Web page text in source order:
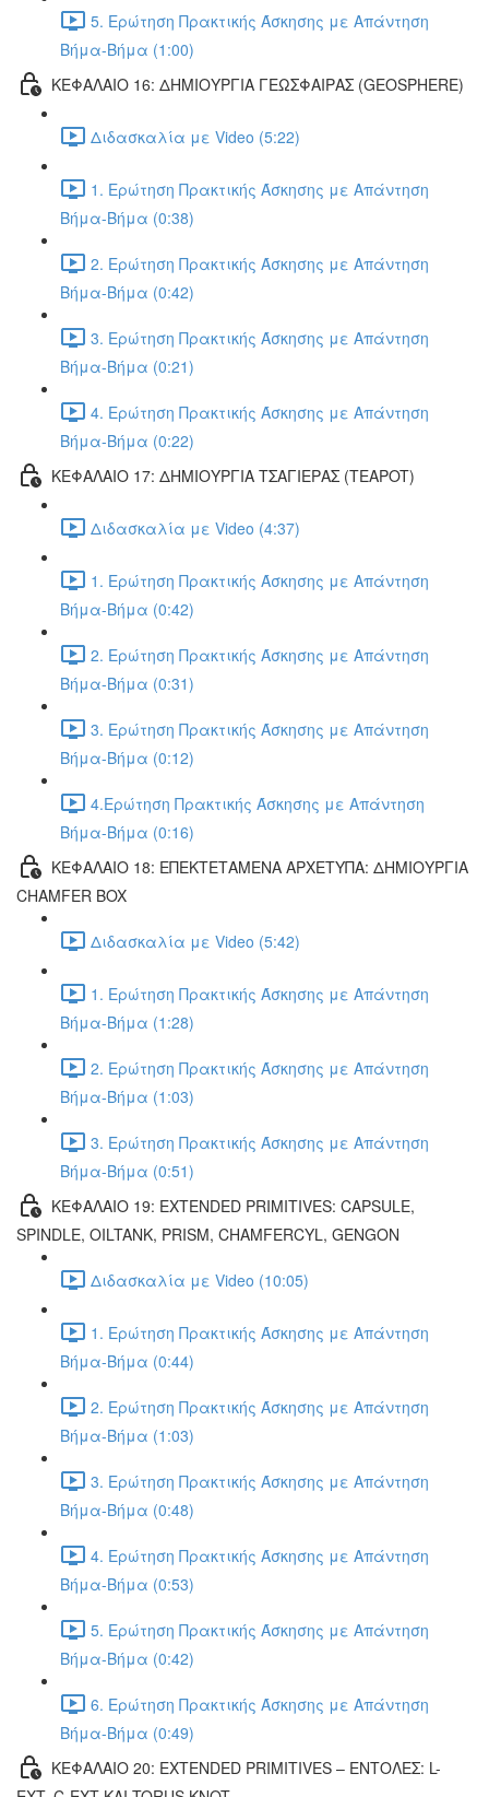
5. Ερώτηση Πρακτικής Άσκησης με Απάντηση
Βήμα-Βήμα (1:00)
ΚΕΦΑΛΑΙΟ 16: ΔΗΜΙΟΥΡΓΙΑ ΓΕΩΣΦΑΙΡΑΣ (GEOSPHERE)
Διδασκαλία με Video (5:22)
1. Ερώτηση Πρακτικής Άσκησης με Απάντηση
Βήμα-Βήμα (0:38)
2. Ερώτηση Πρακτικής Άσκησης με Απάντηση
Βήμα-Βήμα (0:42)
3. Ερώτηση Πρακτικής Άσκησης με Απάντηση
Βήμα-Βήμα (0:21)
4. Ερώτηση Πρακτικής Άσκησης με Απάντηση
Βήμα-Βήμα (0:22)
ΚΕΦΑΛΑΙΟ 17: ΔΗΜΙΟΥΡΓΙΑ ΤΣΑΓΙΕΡΑΣ (TEAPOT)
Διδασκαλία με Video (4:37)
1. Ερώτηση Πρακτικής Άσκησης με Απάντηση
Βήμα-Βήμα (0:42)
2. Ερώτηση Πρακτικής Άσκησης με Απάντηση
Βήμα-Βήμα (0:31)
3. Ερώτηση Πρακτικής Άσκησης με Απάντηση
Βήμα-Βήμα (0:12)
4.Ερώτηση Πρακτικής Άσκησης με Απάντηση
Βήμα-Βήμα (0:16)
ΚΕΦΑΛΑΙΟ 18: ΕΠΕΚΤΕΤΑΜΕΝΑ ΑΡΧΕΤΥΠΑ: ΔΗΜΙΟΥΡΓΙΑ
CHAMFER BOX
Διδασκαλία με Video (5:42)
1. Ερώτηση Πρακτικής Άσκησης με Απάντηση
Βήμα-Βήμα (1:28)
2. Ερώτηση Πρακτικής Άσκησης με Απάντηση
Βήμα-Βήμα (1:03)
3. Ερώτηση Πρακτικής Άσκησης με Απάντηση
Βήμα-Βήμα (0:51)
ΚΕΦΑΛΑΙΟ 19: EXTENDED PRIMITIVES: CAPSULE,
SPINDLE, OILTANK, PRISM, CHAMFERCYL, GENGON
Διδασκαλία με Video (10:05)
1. Ερώτηση Πρακτικής Άσκησης με Απάντηση
Βήμα-Βήμα (0:44)
2. Ερώτηση Πρακτικής Άσκησης με Απάντηση
Βήμα-Βήμα (1:03)
3. Ερώτηση Πρακτικής Άσκησης με Απάντηση
Βήμα-Βήμα (0:48)
4. Ερώτηση Πρακτικής Άσκησης με Απάντηση
Βήμα-Βήμα (0:53)
5. Ερώτηση Πρακτικής Άσκησης με Απάντηση
Βήμα-Βήμα (0:42)
6. Ερώτηση Πρακτικής Άσκησης με Απάντηση
Βήμα-Βήμα (0:49)
ΚΕΦΑΛΑΙΟ 20: EXTENDED PRIMITIVES – ΕΝΤΟΛΕΣ: L-